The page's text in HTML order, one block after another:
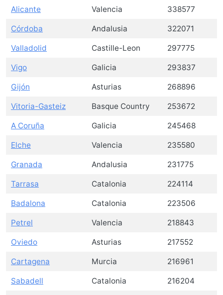
Alicante Valencia 338577
Córdoba Andalusia 322071
Valladolid Castille-Leon 297775
Vigo Galicia 293837
Gijón Asturias 268896
Vitoria-Gasteiz Basque Country 253672
A Coruña Galicia 245468
Elche Valencia 235580
Granada Andalusia 231775
Tarrasa Catalonia 224114
Badalona Catalonia 223506
Petrel Valencia 218843
Oviedo Asturias 217552
Cartagena Murcia 216961
Sabadell Catalonia 216204